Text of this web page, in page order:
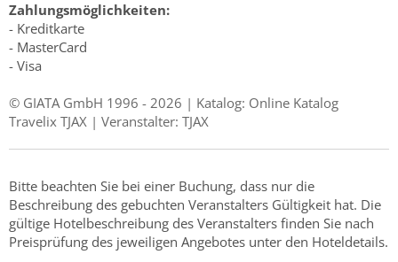
Zahlungsmöglichkeiten:
- Kreditkarte
- MasterCard
- Visa
© GIATA GmbH 1996 - 2026 | Katalog: Online Katalog
Travelix TJAX | Veranstalter: TJAX
Bitte beachten Sie bei einer Buchung, dass nur die
Beschreibung des gebuchten Veranstalters Gültigkeit hat. Die
gültige Hotelbeschreibung des Veranstalters finden Sie nach
Preisprüfung des jeweiligen Angebotes unter den Hoteldetails.